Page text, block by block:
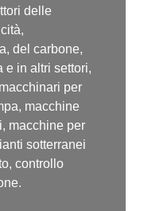
delle
del carbone,
e in altri settori,
per
macchine
macchine per
sotterranei
controllo